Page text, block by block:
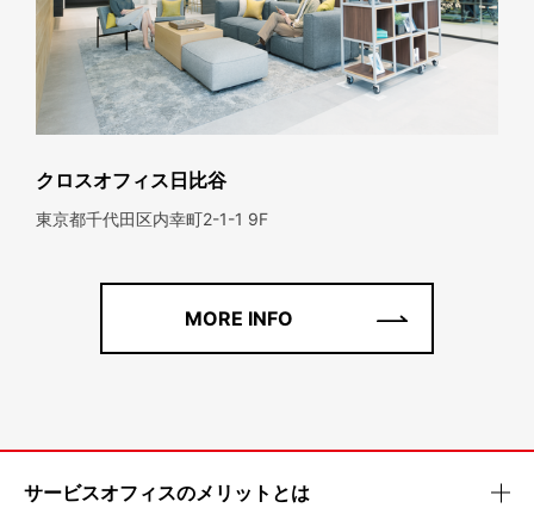
クロスオフィス日比谷
東京都千代田区内幸町2-1-1 9F
MORE INFO
サービスオフィスのメリットとは